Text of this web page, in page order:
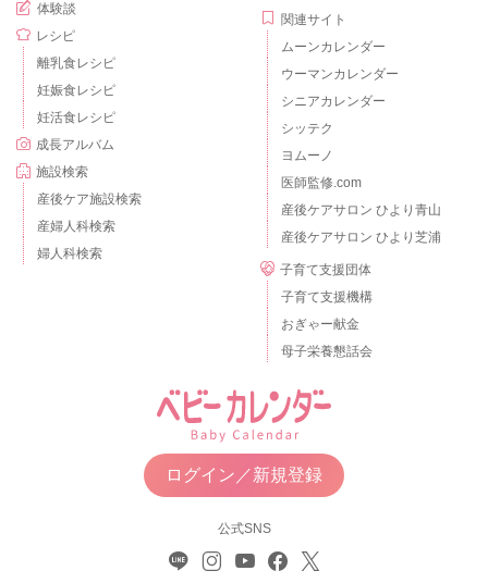
体験談
レシピ
離乳食レシピ
妊娠食レシピ
妊活食レシピ
成長アルバム
施設検索
産後ケア施設検索
産婦人科検索
婦人科検索
関連サイト
ムーンカレンダー
ウーマンカレンダー
シニアカレンダー
シッテク
ヨムーノ
医師監修.com
産後ケアサロン ひより青山
産後ケアサロン ひより芝浦
子育て支援団体
子育て支援機構
おぎゃー献金
母子栄養懇話会
ログイン／新規登録
公式SNS